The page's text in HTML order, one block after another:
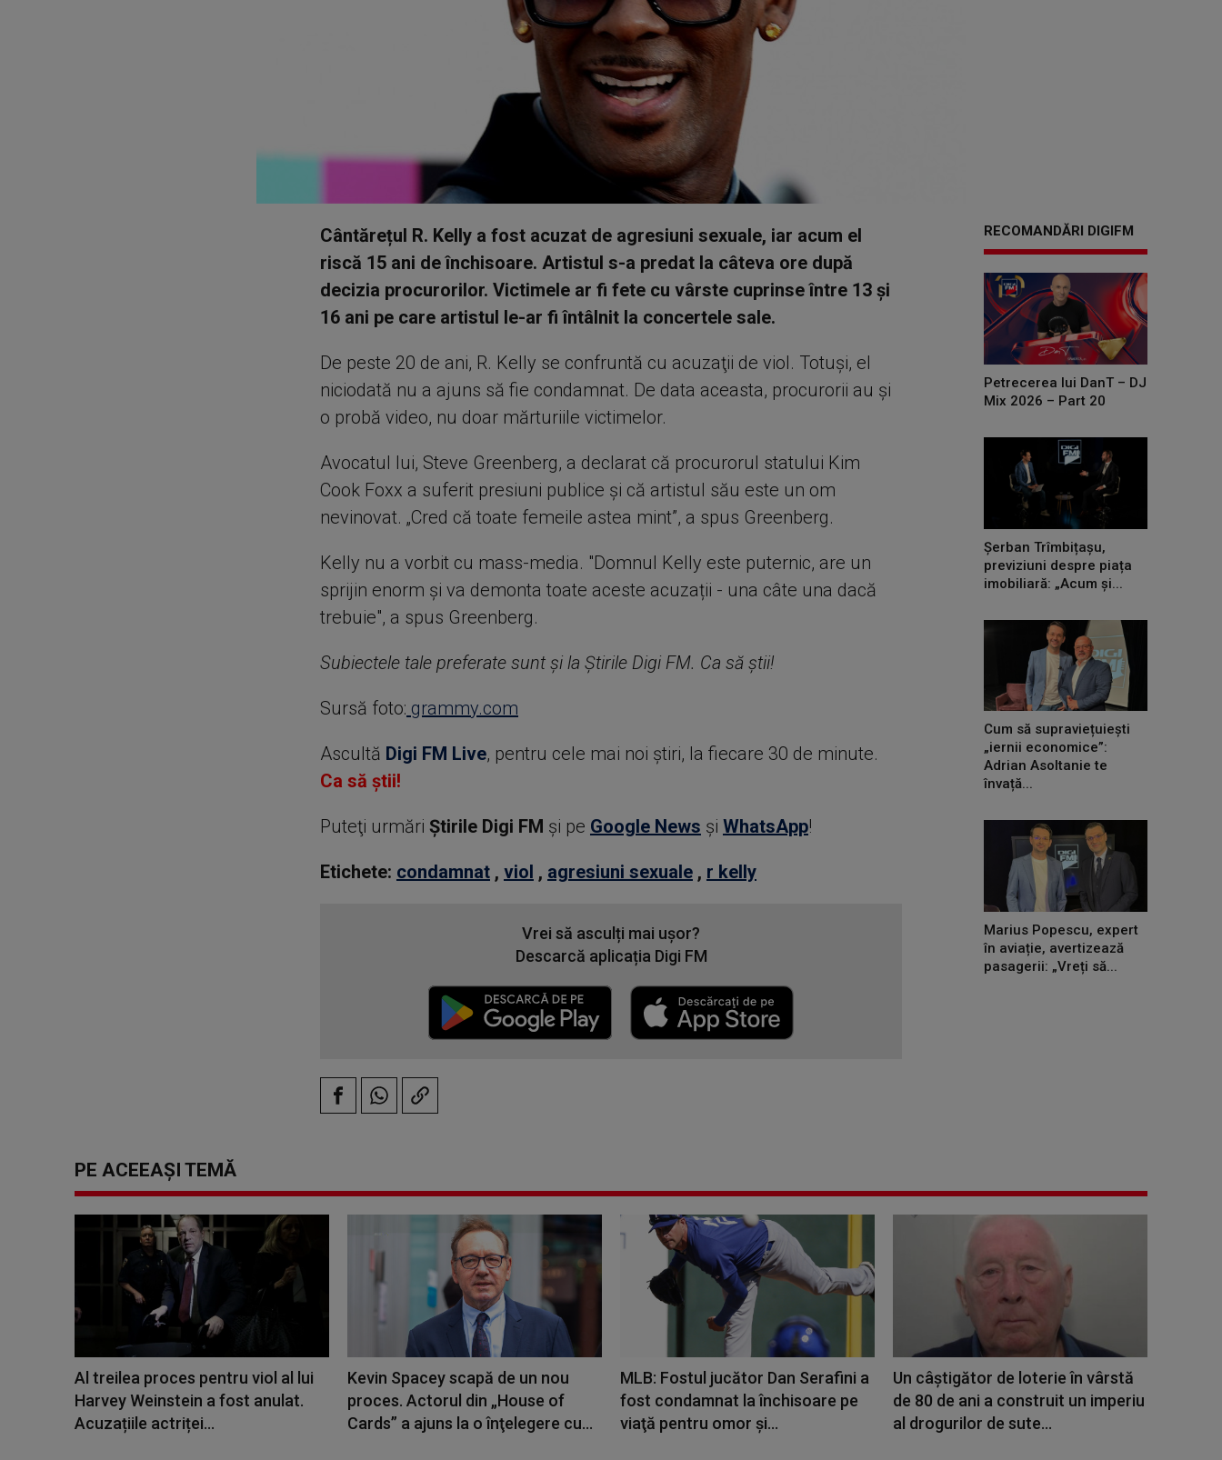
Cântărețul R. Kelly a fost acuzat de agresiuni sexuale, iar acum el
riscă 15 ani de închisoare. Artistul s-a predat la câteva ore după
decizia procurorilor. Victimele ar fi fete cu vârste cuprinse între 13 şi
16 ani pe care artistul le-ar fi întâlnit la concertele sale.
De peste 20 de ani, R. Kelly se confruntă cu acuzaţii de viol. Totuși, el
niciodată nu a ajuns să fie condamnat. De data aceasta, procurorii au și
o probă video, nu doar mărturiile victimelor.
Avocatul lui, Steve Greenberg, a declarat că procurorul statului Kim
Cook Foxx a suferit presiuni publice și că artistul său este un om
nevinovat. „Cred că toate femeile astea mint”, a spus Greenberg.
Kelly nu a vorbit cu mass-media. "Domnul Kelly este puternic, are un
sprijin enorm și va demonta toate aceste acuzații - una câte una dacă
trebuie", a spus Greenberg.
Subiectele tale preferate sunt și la Știrile Digi FM. Ca să știi!
Sursă foto: grammy.com
Ascultă Digi FM Live, pentru cele mai noi știri, la fiecare 30 de minute.
Ca să știi!
Puteţi urmări Știrile Digi FM şi pe Google News şi WhatsApp!
Etichete: condamnat, viol , agresiuni sexuale, r kelly
Vrei să asculți mai ușor?
Descarcă aplicația Digi FM
RECOMANDĂRI DIGIFM
Petrecerea lui DanT – DJ
Mix 2026 – Part 20
Șerban Trîmbițașu,
previziuni despre piața
imobiliară: „Acum și...
Cum să supraviețuiești
„iernii economice”:
Adrian Asoltanie te
învață...
Marius Popescu, expert
în aviație, avertizează
pasagerii: „Vreți să...
PE ACEEAȘI TEMĂ
Al treilea proces pentru viol al lui
Harvey Weinstein a fost anulat.
Acuzațiile actriței...
Kevin Spacey scapă de un nou
proces. Actorul din „House of
Cards” a ajuns la o înţelegere cu...
MLB: Fostul jucător Dan Serafini a
fost condamnat la închisoare pe
viaţă pentru omor şi...
Un câștigător de loterie în vârstă
de 80 de ani a construit un imperiu
al drogurilor de sute...